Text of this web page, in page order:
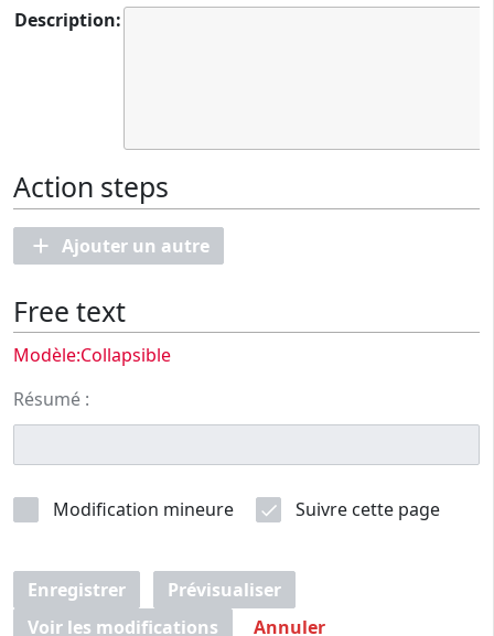
Description:
Action steps
Ajouter un autre
Free text
Modèle:Collapsible
Résumé :
Modification mineure Suivre cette page
Enregistrer
Prévisualiser
Voir les modifications
Annuler